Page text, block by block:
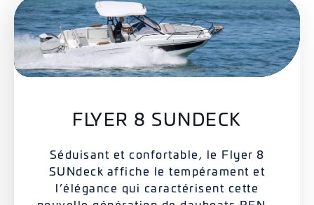
FLYER 8 SUNDECK
Séduisant et confortable, le Flyer 8
SUNdeck affiche le tempérament et
l’élégance qui caractérisent cette